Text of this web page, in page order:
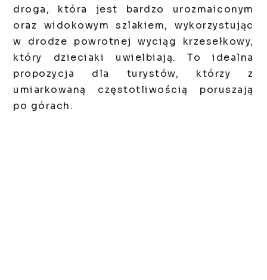
droga, która jest bardzo urozmaiconym
oraz widokowym szlakiem, wykorzystując
w drodze powrotnej wyciąg krzesełkowy,
który dzieciaki uwielbiają. To idealna
propozycja dla turystów, którzy z
umiarkowaną częstotliwością poruszają
po górach.